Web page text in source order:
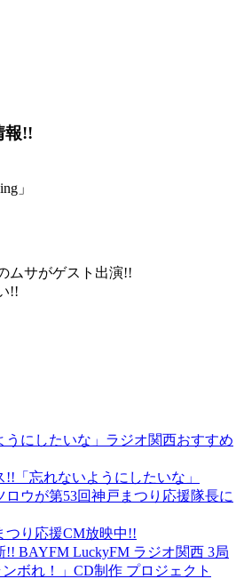
報!!
」
ムサがゲスト出演!!
!!
うにしたいな」ラジオ関西おすすめ
「忘れないようにしたいな」
ロウが第53回神戸まつり応援隊長に
つり応援CM放映中!!
!! BAYFM LuckyFM ラジオ関西 3局
ボれ！」CD制作 プロジェクト